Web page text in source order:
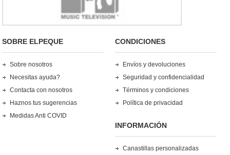
SOBRE ELPEQUE
Sobre nosotros
Necesitas ayuda?
Contacta con nosotros
Haznos tus sugerencias
Medidas Anti COVID
CONDICIONES
Envíos y devoluciones
Seguridad y confidencialidad
Términos y condiciones
Política de privacidad
INFORMACIÓN
Canastillas personalizadas